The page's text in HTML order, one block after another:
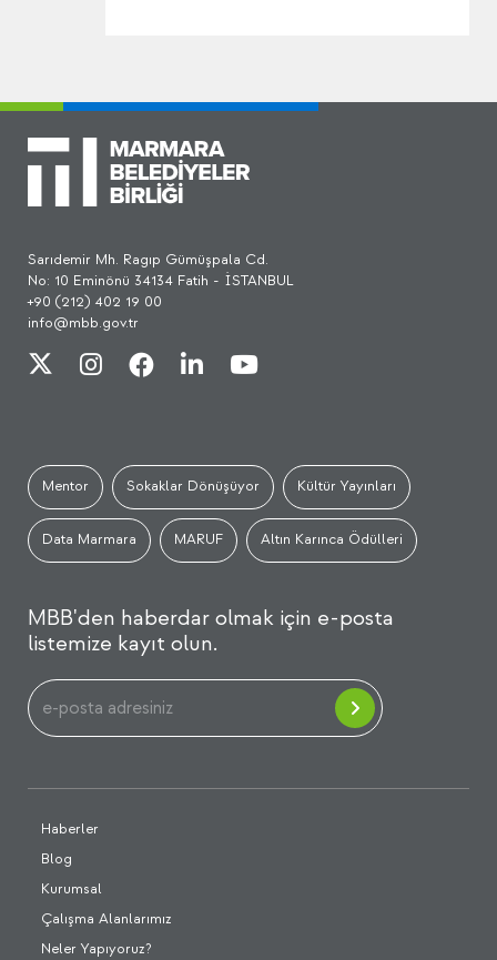
Sarıdemir Mh. Ragıp Gümüşpala Cd.
No: 10 Eminönü 34134 Fatih - İSTANBUL
+90 (212) 402 19 00
info@mbb.gov.tr
Mentor Sokaklar Dönüşüyor Kültür Yayınları
Data Marmara MARUF Altın Karınca Ödülleri
MBB'den haberdar olmak için e-posta
listemize kayıt olun.
Haberler
Blog
Kurumsal
Çalışma Alanlarımız
Neler Yapıyoruz?